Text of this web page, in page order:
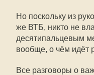
Но поскольку из
же ВТБ, никто не
десятипальцевым
вообще, о чём идёт
Все разговоры о